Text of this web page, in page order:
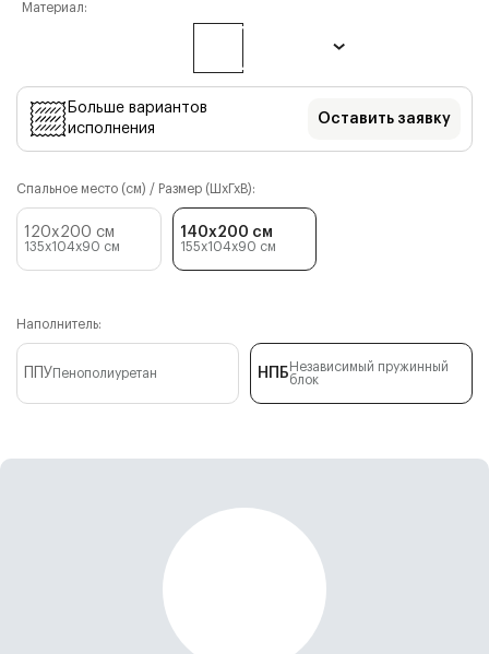
Материал:
Больше вариантов
исполнения
Оставить заявку
Спальное место (см) / Размер (ШхГхВ):
120x200 см
135x104x90 см
140x200 см
155x104x90 см
Наполнитель:
ППУ Пенополиуретан НПБ Независимый пружинный
блок